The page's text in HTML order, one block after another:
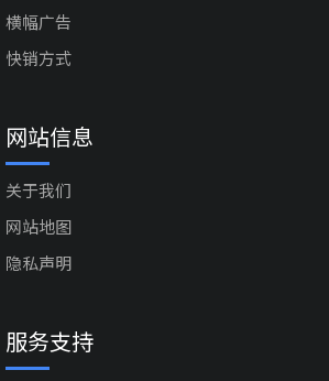
横幅广告
快销方式
网站信息
关于我们
网站地图
隐私声明
服务支持